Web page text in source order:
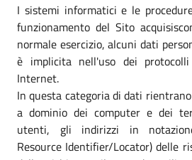
I sistemi informatici e le
funzionamento del Sito
normale esercizio, alcuni dati
è implicita nell'uso dei
Internet.
In questa categoria di dati
a dominio dei computer e dei
utenti, gli indirizzi in
Resource Identifier/Locator) delle